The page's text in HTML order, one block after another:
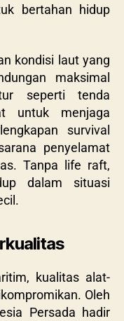
bertahan hidup
kondisi laut yang
maksimal
seperti tenda
untuk menjaga
survival
penyelamat
Tanpa life raft,
dalam situasi
kualitas alat-
Oleh
Persada hadir